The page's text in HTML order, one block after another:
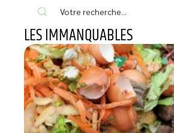
LES IMMANQUABLES